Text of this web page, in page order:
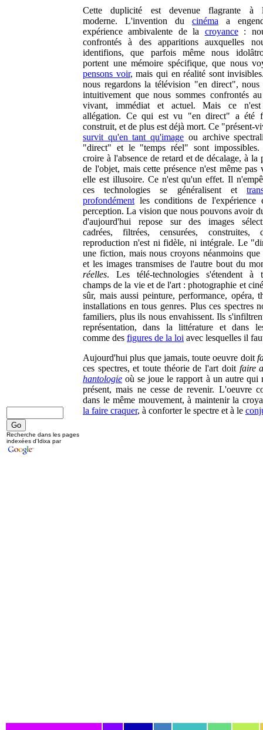
Cette duplicité est devenue flagrante à
moderne. L'invention du cinéma a
expérience ambivalente de la croyance:
confrontés à des apparitions auxquelles
identifions, que parfois même nous
portent une mémoire spécifique, que nous
pensons voir, mais qui en réalité sont
nous regardons la télévision "en direct", nous
intuitivement que nous sommes confrontés
vivant, immédiat et actuel. Mais ce n'est
allégation. Ce qui est vu "en direct" a été
construit, et de plus est déjà mort. Ce "présent-
survit qu'en tant qu'image ou archive
"direct" et le "temps réel" sont
croire à l'absence de retard et de décalage, à la
de l'objet, mais cette présence n'est même pas
elle est illusoire. Ce n'est qu'un effet. Il
ces technologies se généralisent et
profondément les conditions de l'expérience
perception. La vision que nous pouvons avoir
d'aujourd'hui repose sur des images
cadrées, filtrées, censurées, construites,
reproduction n'est ni fidèle, ni intégrale. Le
une fiction, mais nous croyons néanmoins
et les images transmises de l'autre bout du
réelles. Les télé-technologies s'étendent à
champs de la vie et de l'art : photographie et
sûr, mais aussi peinture, performance, opéra,
installations en tous genres. Plus ces spectres
familiers, plus ils nous envahissent. Ils
représentation, dans la littérature et dans
comme des figures de la loi avec lesquelles il
Aujourd'hui plus que jamais, toute oeuvre doit
ces spectres, et toute théorie de l'art doit faire
hantologie où se joue le rapport à un autre qui
présent, mais ne cesse de revenir. L'oeuvre
dans le même mouvement, à maintenir la
la faire craquer, à conforter le spectre et à le
Recherche dans les pages
indexées d'Idixa par